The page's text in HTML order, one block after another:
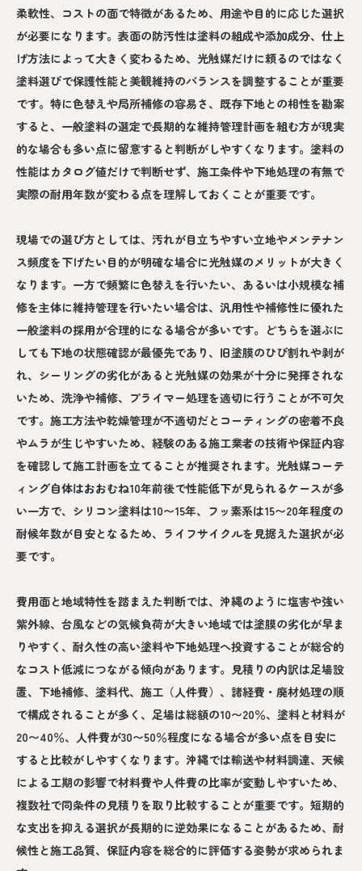
柔軟性、コストの面で特徴があるため、用途や目的に応じた選択
が必要になります。表面の防汚性は塗料の組成や添加成分、仕上
げ方法によって大きく変わるため、光触媒だけに頼るのではなく
塗料選びで保護性能と美観維持のバランスを調整することが重要
です。特に色替えや局所補修の容易さ、既存下地との相性を勘案
すると、一般塗料の選定で長期的な維持管理計画を組む方が現実
的な場合も多い点に留意すると判断がしやすくなります。塗料の
性能はカタログ値だけで判断せず、施工条件や下地処理の有無で
実際の耐用年数が変わる点を理解しておくことが重要です。
現場での選び方としては、汚れが目立ちやすい立地やメンテナン
ス頻度を下げたい目的が明確な場合に光触媒のメリットが大きく
なります。一方で頻繁に色替えを行いたい、あるいは小規模な補
修を主体に維持管理を行いたい場合は、汎用性や補修性に優れた
一般塗料の採用が合理的になる場合が多いです。どちらを選ぶに
しても下地の状態確認が最優先であり、旧塗膜のひび割れや剥が
れ、シーリングの劣化があると光触媒の効果が十分に発揮されな
いため、洗浄や補修、プライマー処理を適切に行うことが不可欠
です。施工方法や乾燥管理が不適切だとコーティングの密着不良
やムラが生じやすいため、経験のある施工業者の技術や保証内容
を確認して施工計画を立てることが推奨されます。光触媒コーテ
ィング自体はおおむね10年前後で性能低下が見られるケースが多
い一方で、シリコン塗料は10〜15年、フッ素系は15〜20年程度の
耐候年数が目安となるため、ライフサイクルを見据えた選択が必
要です。
費用面と地域特性を踏まえた判断では、沖縄のように塩害や強い
紫外線、台風などの気候負荷が大きい地域では塗膜の劣化が早ま
りやすく、耐久性の高い塗料や下地処理へ投資することが総合的
なコスト低減につながる傾向があります。見積りの内訳は足場設
置、下地補修、塗料代、施工（人件費）、諸経費・廃材処理の順
で構成されることが多く、足場は総額の10〜20％、塗料と材料が
20〜40％、人件費が30〜50％程度になる場合が多い点を目安に
すると比較がしやすくなります。沖縄では輸送や材料調達、天候
による工期の影響で材料費や人件費の比率が変動しやすいため、
複数社で同条件の見積りを取り比較することが重要です。短期的
な支出を抑える選択が長期的に逆効果になることがあるため、耐
候性と施工品質、保証内容を総合的に評価する姿勢が求められま